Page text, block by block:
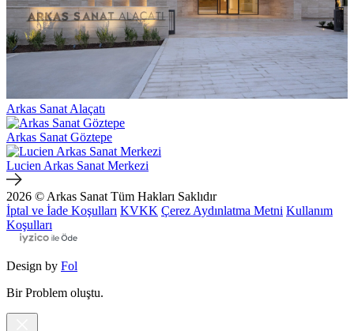
Arkas Sanat Alaçatı
Arkas Sanat Göztepe
Lucien Arkas Sanat Merkezi
2026 © Arkas Sanat Tüm Hakları Saklıdır
İptal ve İade Koşulları KVKK Çerez Aydınlatma Metni Kullanım
Koşulları
Design by Fol
Bir Problem oluştu.